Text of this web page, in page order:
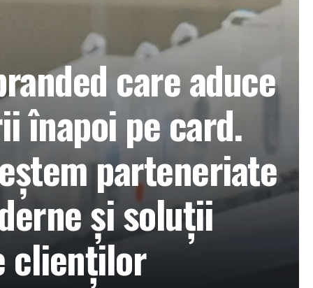
care aduce
înapoi pe card.
parteneriate
și soluții
clienților